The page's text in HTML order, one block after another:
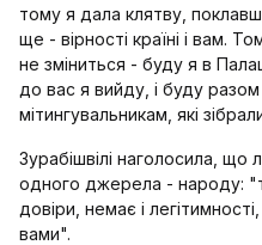
тому я дала клятву,
ще - вірності країні і вам.
не зміниться - буду я в
до вас я вийду, і буду
мітингувальникам, які
Зурабішвілі наголосила, що
одного джерела - народу:
довіри, немає і
вами".